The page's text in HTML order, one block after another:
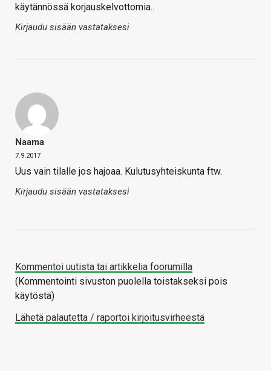
käytännössä korjauskelvottomia..
Kirjaudu sisään vastataksesi
Naama
7.9.2017
Uus vain tilalle jos hajoaa. Kulutusyhteiskunta ftw.
Kirjaudu sisään vastataksesi
Kommentoi uutista tai artikkelia foorumilla
(Kommentointi sivuston puolella toistakseksi pois
käytöstä)
Lähetä palautetta / raportoi kirjoitusvirheestä